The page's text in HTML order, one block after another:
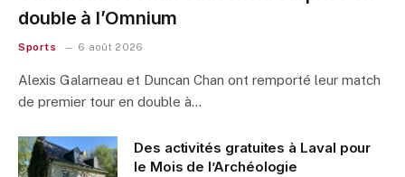
double à l’Omnium
Sports 6 août 2026
Alexis Galarneau et Duncan Chan ont remporté leur match
de premier tour en double à…
Des activités gratuites à Laval pour
le Mois de l’Archéologie